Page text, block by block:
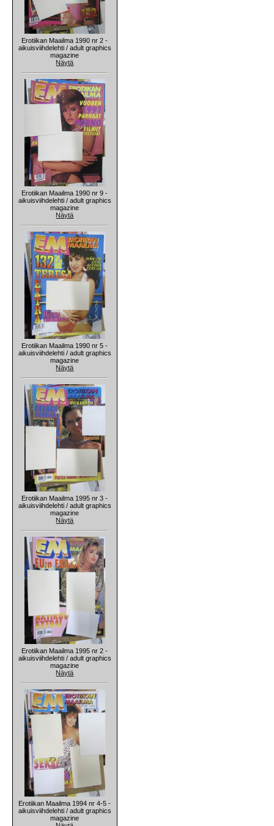
Erotiikan Maailma 1990 nr 2 -
aikuisviihdelehti / adult graphics
magazine
Näytä
Erotiikan Maailma 1990 nr 9 -
aikuisviihdelehti / adult graphics
magazine
Näytä
Erotiikan Maailma 1990 nr 5 -
aikuisviihdelehti / adult graphics
magazine
Näytä
Erotiikan Maailma 1995 nr 3 -
aikuisviihdelehti / adult graphics
magazine
Näytä
Erotiikan Maailma 1995 nr 2 -
aikuisviihdelehti / adult graphics
magazine
Näytä
Erotiikan Maailma 1994 nr 4-5 -
aikuisviihdelehti / adult graphics
magazine